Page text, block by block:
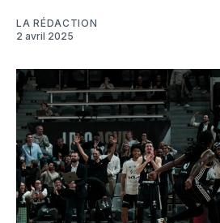
LA RÉDACTION
2 avril 2025